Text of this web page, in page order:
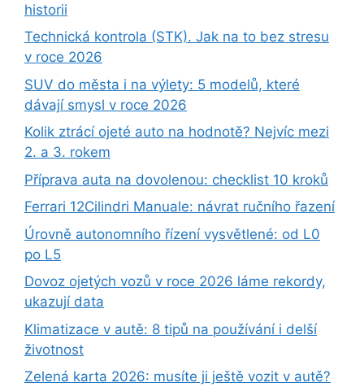
historii
Technická kontrola (STK). Jak na to bez stresu
v roce 2026
SUV do města i na výlety: 5 modelů, které
dávají smysl v roce 2026
Kolik ztrácí ojeté auto na hodnotě? Nejvíc mezi
2. a 3. rokem
Příprava auta na dovolenou: checklist 10 kroků
Ferrari 12Cilindri Manuale: návrat ručního řazení
Úrovně autonomního řízení vysvětlené: od L0
po L5
Dovoz ojetých vozů v roce 2026 láme rekordy,
ukazují data
Klimatizace v autě: 8 tipů na používání i delší
životnost
Zelená karta 2026: musíte ji ještě vozit v autě?